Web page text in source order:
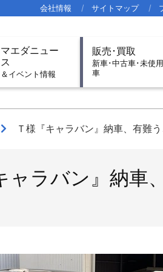
会社情報 サイトマップ
マエダニュー
ス
＆イベント情報
販売･買取
新車･中古車･未使用
車
Ｔ様『キャラバン』納車、有難う
ャラバン』納車